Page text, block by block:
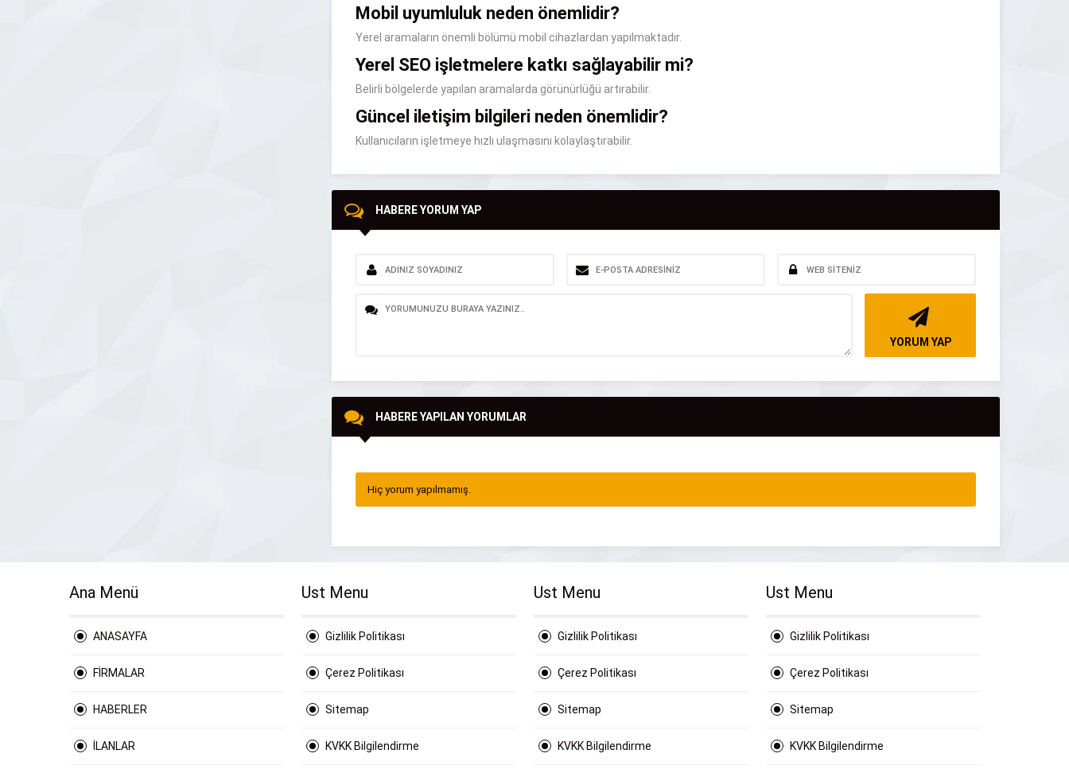
Mobil uyumluluk neden önemlidir?
Yerel aramaların önemli bölümü mobil cihazlardan yapılmaktadır.
Yerel SEO işletmelere katkı sağlayabilir mi?
Belirli bölgelerde yapılan aramalarda görünürlüğü artırabilir.
Güncel iletişim bilgileri neden önemlidir?
Kullanıcıların işletmeye hızlı ulaşmasını kolaylaştırabilir.
HABERE YORUM YAP
YORUM YAP
HABERE YAPILAN YORUMLAR
Hiç yorum yapılmamış.
Ana Menü
ANASAYFA
FİRMALAR
HABERLER
İLANLAR
Ust Menu
Gizlilik Politikası
Çerez Politikası
Sitemap
KVKK Bilgilendirme
Ust Menu
Gizlilik Politikası
Çerez Politikası
Sitemap
KVKK Bilgilendirme
Ust Menu
Gizlilik Politikası
Çerez Politikası
Sitemap
KVKK Bilgilendirme